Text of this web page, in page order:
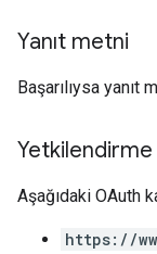
Yanıt metni
Başarılıysa yanıt
Yetkilendirme
Aşağıdaki OAuth
https://